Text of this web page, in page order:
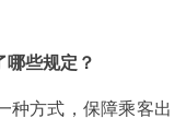
些规定？
方式，保障乘客出